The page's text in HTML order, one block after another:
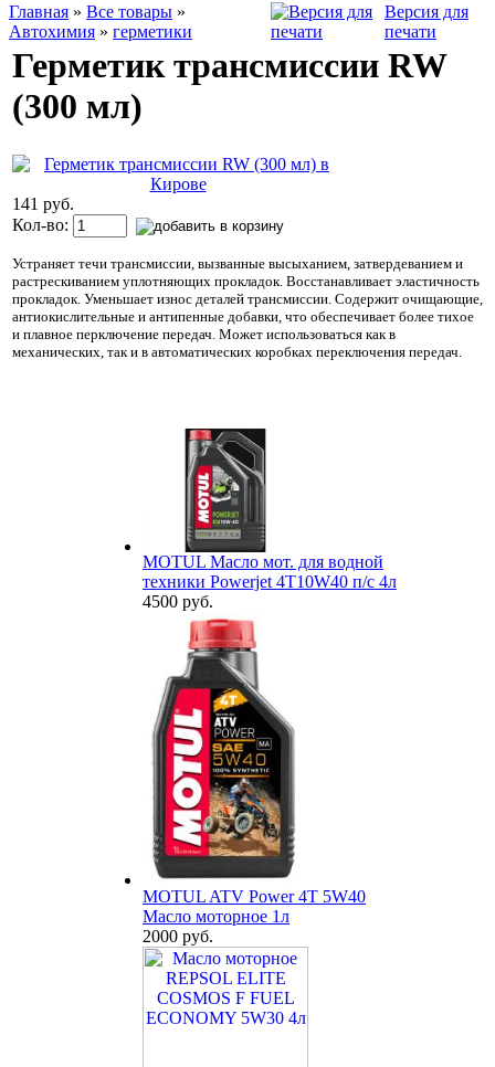
Главная » Все товары »
Автохимия » герметики
Версия для
печати
Герметик трансмиссии RW
(300 мл)
141 руб.
Кол-во:
Устраняет течи трансмиссии, вызванные высыханием, затвердеванием и
растрескиванием уплотняющих прокладок. Восстанавливает эластичность
прокладок. Уменьшает износ деталей трансмиссии. Содержит очищающие,
антиокислительные и антипенные добавки, что обеспечивает более тихое
и плавное перключение передач. Может использоваться как в
механических, так и в автоматических коробках переключения передач.
MOTUL Масло мот. для водной
техники Powerjet 4T10W40 п/с 4л
4500 руб.
MOTUL ATV Power 4T 5W40
Масло моторное 1л
2000 руб.